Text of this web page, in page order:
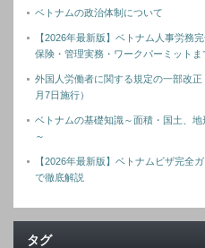
ベトナムの政治体制について
【2026年最新版】ベトナム人事労務
保険・管理実務・ワークパーミットま
外国人労働者に関する規定の一部改
月7日施行）
ベトナムの基礎知識～面積・国土、
～
【2026年最新版】ベトナムビザ完全
で徹底解説
タグ